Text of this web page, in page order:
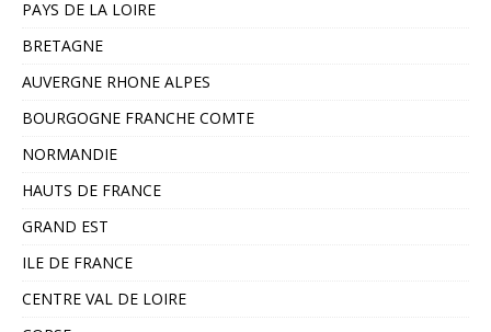
PAYS DE LA LOIRE
BRETAGNE
AUVERGNE RHONE ALPES
BOURGOGNE FRANCHE COMTE
NORMANDIE
HAUTS DE FRANCE
GRAND EST
ILE DE FRANCE
CENTRE VAL DE LOIRE